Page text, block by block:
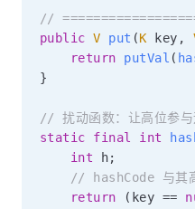
//
public V put (K key ,
return
putVal (
}
// 扰动函数：让高位参与
static
final int
int h;
// hashCode 与其
return
( key ==